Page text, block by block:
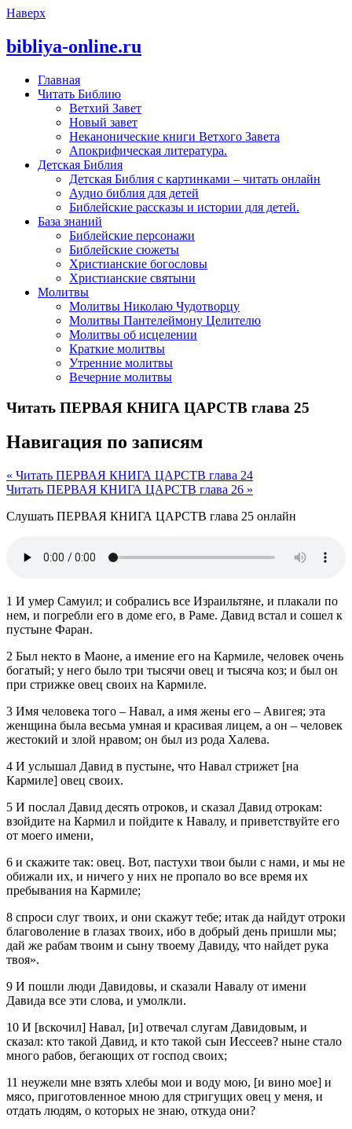
Наверх
bibliya-online.ru
Главная
Читать Библию
Ветхий Завет
Новый завет
Неканонические книги Ветхого Завета
Апокрифическая литература.
Детская Библия
Детская Библия с картинками – читать онлайн
Аудио библия для детей
Библейские рассказы и истории для детей.
База знаний
Библейские персонажи
Библейские сюжеты
Христианские богословы
Христианские святыни
Молитвы
Молитвы Николаю Чудотворцу
Молитвы Пантелеймону Целителю
Молитвы об исцелении
Краткие молитвы
Утренние молитвы
Вечерние молитвы
Читать ПЕРВАЯ КНИГА ЦАРСТВ глава 25
Навигация по записям
« Читать ПЕРВАЯ КНИГА ЦАРСТВ глава 24
Читать ПЕРВАЯ КНИГА ЦАРСТВ глава 26 »
Слушать ПЕРВАЯ КНИГА ЦАРСТВ глава 25 онлайн
1 И умер Самуил; и собрались все Израильтяне, и плакали по
нем, и погребли его в доме его, в Раме. Давид встал и сошел к
пустыне Фаран.
2 Был некто в Маоне, а имение его на Кармиле, человек очень
богатый; у него было три тысячи овец и тысяча коз; и был он
при стрижке овец своих на Кармиле.
3 Имя человека того – Навал, а имя жены его – Авигея; эта
женщина была весьма умная и красивая лицем, а он – человек
жестокий и злой нравом; он был из рода Халева.
4 И услышал Давид в пустыне, что Навал стрижет [на
Кармиле] овец своих.
5 И послал Давид десять отроков, и сказал Давид отрокам:
взойдите на Кармил и пойдите к Навалу, и приветствуйте его
от моего имени,
6 и скажите так: овец. Вот, пастухи твои были с нами, и мы не
обижали их, и ничего у них не пропало во все время их
пребывания на Кармиле;
8 спроси слуг твоих, и они скажут тебе; итак да найдут отроки
благоволение в глазах твоих, ибо в добрый день пришли мы;
дай же рабам твоим и сыну твоему Давиду, что найдет рука
твоя».
9 И пошли люди Давидовы, и сказали Навалу от имени
Давида все эти слова, и умолкли.
10 И [вскочил] Навал, [и] отвечал слугам Давидовым, и
сказал: кто такой Давид, и кто такой сын Иессеев? ныне стало
много рабов, бегающих от господ своих;
11 неужели мне взять хлебы мои и воду мою, [и вино мое] и
мясо, приготовленное мною для стригущих овец у меня, и
отдать людям, о которых не знаю, откуда они?